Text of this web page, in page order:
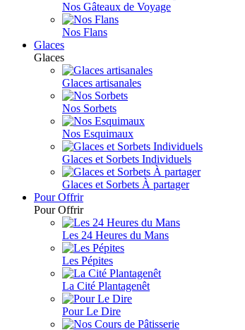
Nos Gâteaux de Voyage
Nos Flans
Glaces
Glaces
Glaces artisanales
Nos Sorbets
Nos Esquimaux
Glaces et Sorbets Individuels
Glaces et Sorbets À partager
Pour Offrir
Pour Offrir
Les 24 Heures du Mans
Les Pépites
La Cité Plantagenêt
Pour Le Dire